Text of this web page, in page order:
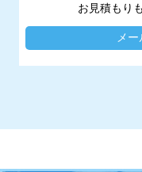
お見積もり
メー